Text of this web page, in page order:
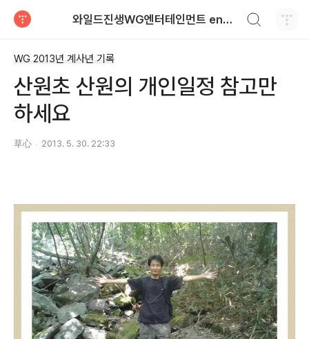
와일드진생WG엔터테인먼트 entertainment
WG 2013년 계사년 기록
산원초 산원의 개인일정 참고만
하세요
草心 2013. 5. 30. 22:33